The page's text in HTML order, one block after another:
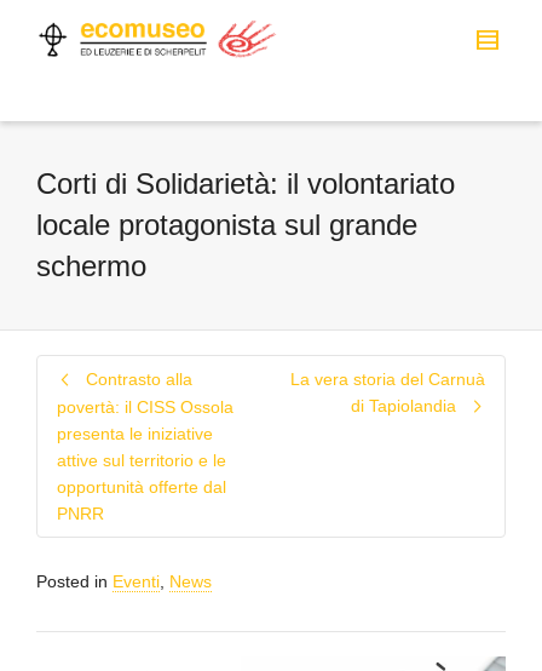
Corti di Solidarietà: il volontariato
locale protagonista sul grande
schermo
Contrasto alla
povertà: il CISS Ossola
presenta le iniziative
attive sul territorio e le
opportunità offerte dal
PNRR
La vera storia del Carnuà
di Tapiolandia
Posted in Eventi News